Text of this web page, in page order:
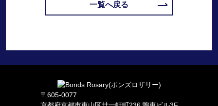
一覧へ戻る
〒605-0077